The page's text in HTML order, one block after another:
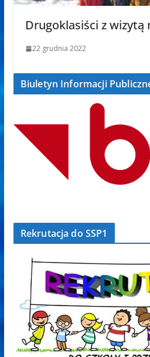
Drugoklasiści z wizytą
22 grudnia 2022
Biuletyn Informacji
Rekrutacja do SSP1